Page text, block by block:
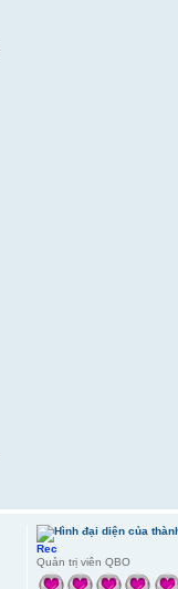
Rec
Quản trị viên QBO